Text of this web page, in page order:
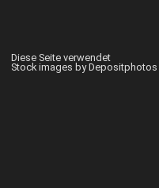
Diese Seite verwendet
Stock images by Depositphotos